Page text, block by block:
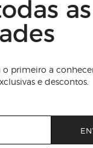
as
o primeiro a
e descontos.